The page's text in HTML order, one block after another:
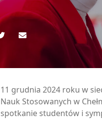
11 grudnia 2024 roku w
Nauk Stosowanych w
spotkanie studentów i